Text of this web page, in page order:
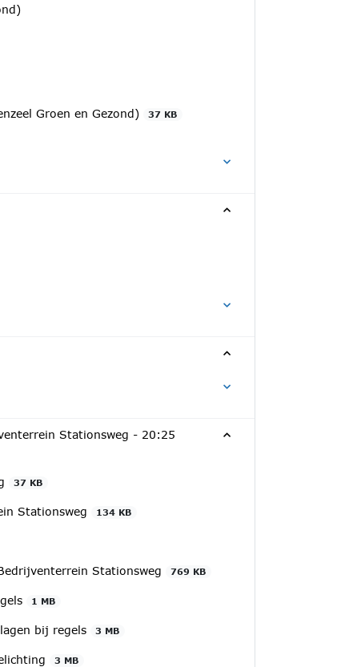
Groen en Gezond)
37 KB
Stationsweg - 20:25
37 KB
Stationsweg 134 KB
Stationsweg 769 KB
1 MB
bij regels 3 MB
3 MB